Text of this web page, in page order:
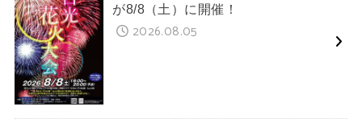
が8/8（土）に開催！
2026.08.05